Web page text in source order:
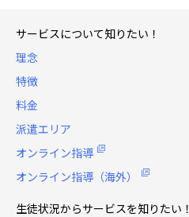
サービスについて知りたい！
理念
特徴
料金
派遣エリア
オンライン指導
オンライン指導（海外）
生徒状況からサービスを知りたい！